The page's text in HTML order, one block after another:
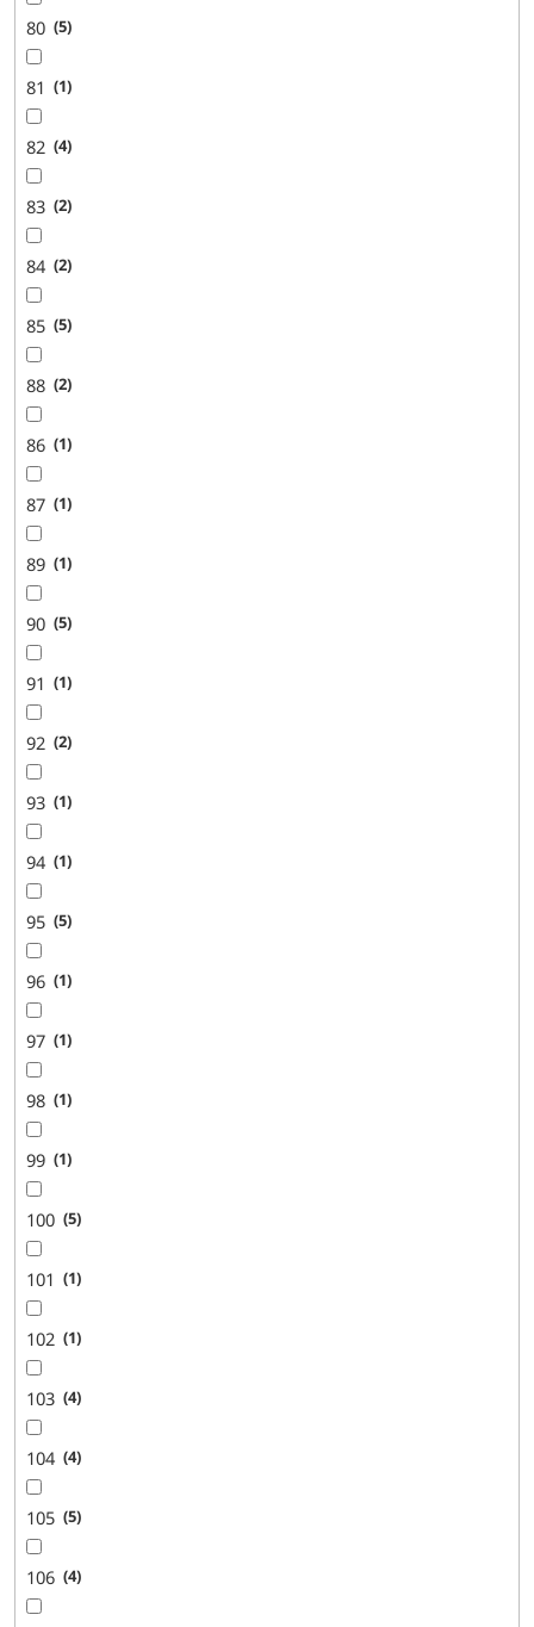
80 5
81 1
82 4
83 2
84 2
85 5
88 2
86 1
87 1
89 1
90 5
91 1
92 2
93 1
94 1
95 5
96 1
97 1
98 1
99 1
100 5
101 1
102 1
103 4
104 4
105 5
106 4